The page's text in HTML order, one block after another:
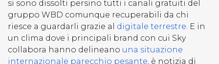
si sono dissolti persino tutti i canali gratuiti del
gruppo WBD comunque recuperabili da chi
riesce a guardarli grazie al digitale terrestre. E in
un clima dove i principali brand con cui Sky
collabora hanno delineano una situazione
internazionale parecchio pesante, è notizia di